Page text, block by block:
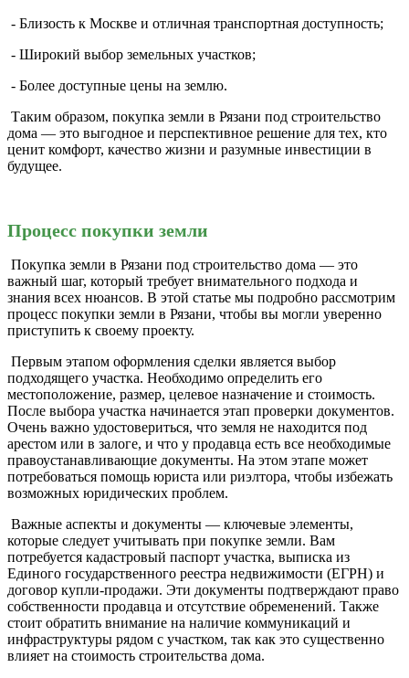
- Близость к Москве и отличная транспортная доступность;
- Широкий выбор земельных участков;
- Более доступные цены на землю.
Таким образом, покупка земли в Рязани под строительство
дома — это выгодное и перспективное решение для тех, кто
ценит комфорт, качество жизни и разумные инвестиции в
будущее.
Процесс покупки земли
Покупка земли в Рязани под строительство дома — это
важный шаг, который требует внимательного подхода и
знания всех нюансов. В этой статье мы подробно рассмотрим
процесс покупки земли в Рязани, чтобы вы могли уверенно
приступить к своему проекту.
Первым этапом оформления сделки является выбор
подходящего участка. Необходимо определить его
местоположение, размер, целевое назначение и стоимость.
После выбора участка начинается этап проверки документов.
Очень важно удостовериться, что земля не находится под
арестом или в залоге, и что у продавца есть все необходимые
правоустанавливающие документы. На этом этапе может
потребоваться помощь юриста или риэлтора, чтобы избежать
возможных юридических проблем.
Важные аспекты и документы — ключевые элементы,
которые следует учитывать при покупке земли. Вам
потребуется кадастровый паспорт участка, выписка из
Единого государственного реестра недвижимости (ЕГРН) и
договор купли-продажи. Эти документы подтверждают право
собственности продавца и отсутствие обременений. Также
стоит обратить внимание на наличие коммуникаций и
инфраструктуры рядом с участком, так как это существенно
влияет на стоимость строительства дома.